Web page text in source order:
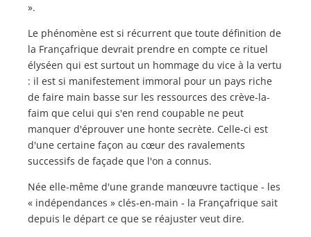
».
Le phénomène est si récurrent que toute définition de
la Françafrique devrait prendre en compte ce rituel
élyséen qui est surtout un hommage du vice à la vertu
: il est si manifestement immoral pour un pays riche
de faire main basse sur les ressources des crève-la-
faim que celui qui s'en rend coupable ne peut
manquer d'éprouver une honte secrète. Celle-ci est
d'une certaine façon au cœur des ravalements
successifs de façade que l'on a connus.
Née elle-même d'une grande manœuvre tactique - les
« indépendances » clés-en-main - la Françafrique sait
depuis le départ ce que se réajuster veut dire.